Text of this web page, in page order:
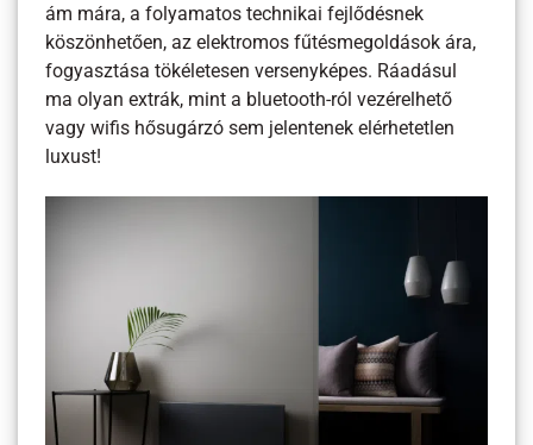
ám mára, a folyamatos technikai fejlődésnek
köszönhetően, az elektromos fűtésmegoldások ára,
fogyasztása tökéletesen versenyképes. Ráadásul
ma olyan extrák, mint a bluetooth-ról vezérelhető
vagy wifis hősugárzó sem jelentenek elérhetetlen
luxust!